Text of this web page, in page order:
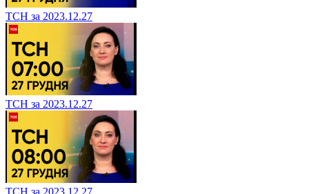
ТСН за 2023.12.27
ТСН за 2023.12.27
ТСН за 2023.12.27